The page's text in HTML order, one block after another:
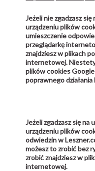
Jeżeli nie zgadzasz
urządzeniu plików
umieszczenie
przeglądarkę
znajdziesz w plikach
internetowej.
plików cookies
poprawnego działania
Jeżeli zgadzasz się na
urządzeniu plików
odwiedzin w
możesz to zrobić bez
zrobić znajdziesz w
internetowej.